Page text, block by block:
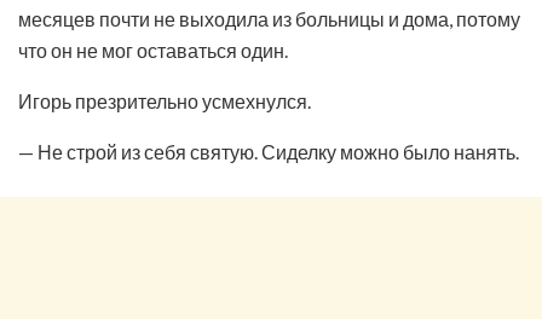
месяцев почти не выходила из больницы и дома, потому
что он не мог оставаться один.
Игорь презрительно усмехнулся.
— Не строй из себя святую. Сиделку можно было нанять.